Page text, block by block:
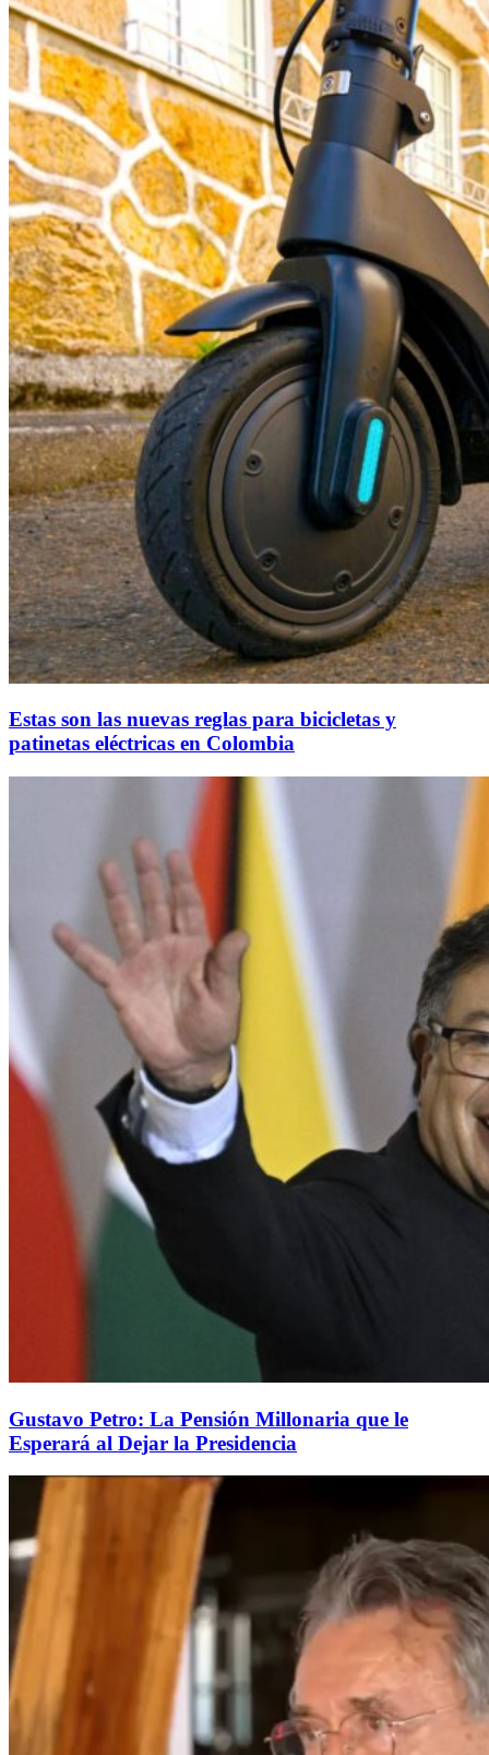
Estas son las nuevas reglas para bicicletas y
patinetas eléctricas en Colombia
Gustavo Petro: La Pensión Millonaria que le
Esperará al Dejar la Presidencia